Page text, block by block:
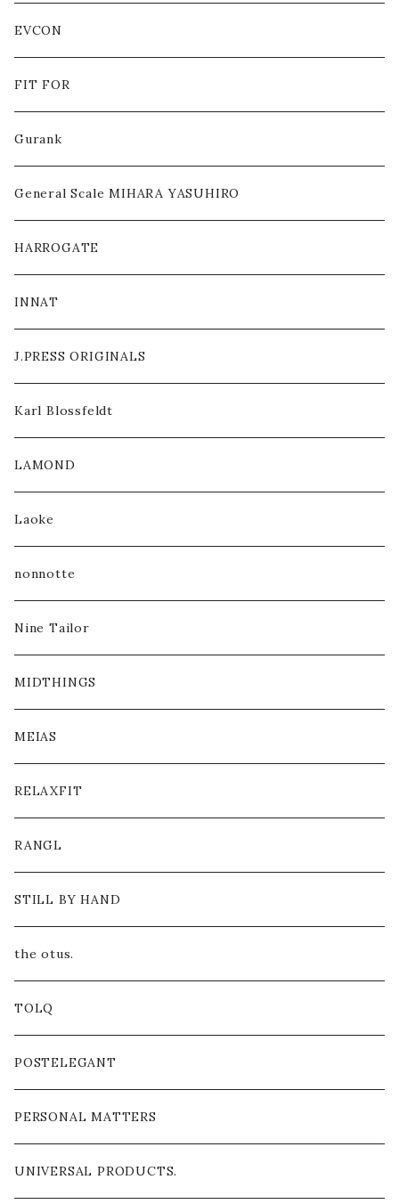
HEADWEAR
BAG
SHOES
ACCESSORY / GOODS
OTHERS
EVCON
FIT FOR
Gurank
General Scale MIHARA YASUHIRO
HARROGATE
INNAT
J.PRESS ORIGINALS
Karl Blossfeldt
LAMOND
Laoke
nonnotte
Nine Tailor
MIDTHINGS
MEIAS
RELAXFIT
RANGL
STILL BY HAND
the otus.
TOLQ
POSTELEGANT
PERSONAL MATTERS
UNIVERSAL PRODUCTS.